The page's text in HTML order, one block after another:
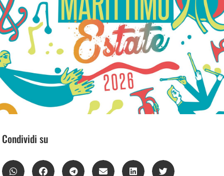
Condividi su